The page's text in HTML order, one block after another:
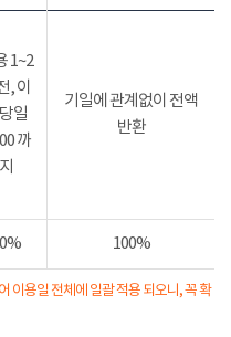
1~2
, 이
일
까
지
기일에 관계없이 전액
반환
100%
이용일 전체에 일괄 적용 되오니, 꼭 확